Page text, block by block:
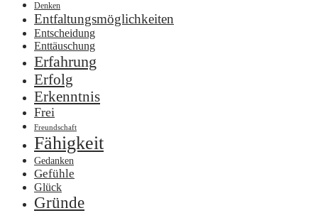
Denken
Entfaltungsmöglichkeiten
Entscheidung
Enttäuschung
Erfahrung
Erfolg
Erkenntnis
Frei
Freundschaft
Fähigkeit
Gedanken
Gefühle
Glück
Gründe